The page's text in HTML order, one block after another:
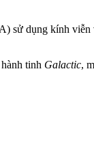
sử dụng kính viễn
tinh Galactic,